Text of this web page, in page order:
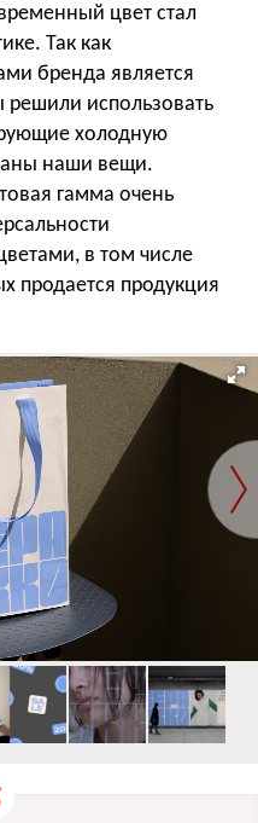
цвет стал
Так как
бренда является
использовать
холодную
наши вещи.
гамма очень
в том числе
продается продукция